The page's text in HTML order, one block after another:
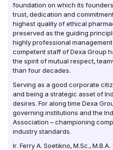
foundation on which its
trust, dedication and
highest quality of ethical
preserved as the guiding
highly professional
competent staff of Dexa Group
the spirit of mutual respect,
than four decades.
Serving as a good corporate
and being a strategic asset of
desires. For along time Dexa
governing institutions and the
Association – championing
industry standards.
Ir. Ferry A. Soetikno, M.Sc., M.B.A.